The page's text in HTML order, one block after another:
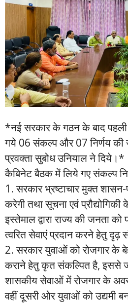
*नई सरकार के गठन के बाद
गये 06 संकल्प और 07 निर्णय की
प्रवक्ता सुबोध उनियाल ने दिये।*
कैबिनेट बैठक में लिये गए संकल्प
1. सरकार भ्रष्टाचार मुक्त
करेगी तथा सूचना एवं
इस्तेमाल द्वारा राज्य की जनता को
त्वरित सेवाएं प्रदान करने हेतु दृढ़
2. सरकार युवाओं को रोजगार के
कराने हेतु कृत संकल्पित है, इससे
शासकीय सेवाओं में रोजगार के
वहीं दूसरी ओर युवाओं को उद्यमी